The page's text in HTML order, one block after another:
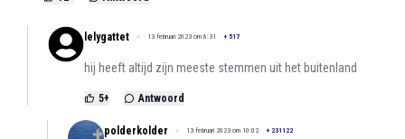
lelygattet 13 februari 2023 om 8:31 + 517
hij heeft altijd zijn meeste stemmen uit het buitenland
5+ Antwoord
polderkolder 13 februari 2023 om 10:02 + 231122